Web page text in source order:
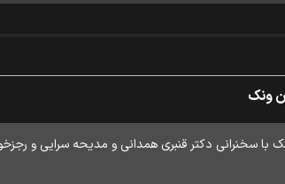
ونک
با سخنرانی دکتر قنبری همدانی و مدیحه سرایی و